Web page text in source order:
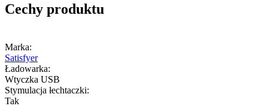
Cechy produktu
Marka:
Satisfyer
Ładowarka:
Wtyczka USB
Stymulacja łechtaczki:
Tak